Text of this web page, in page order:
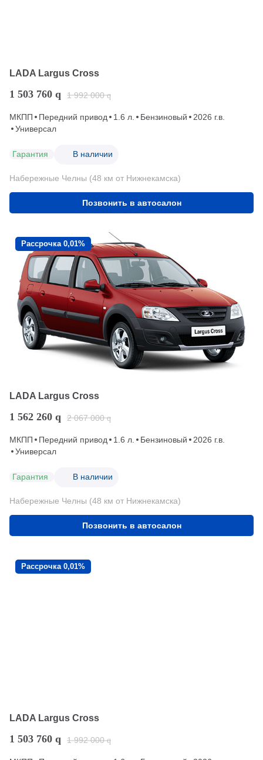
LADA Largus Cross
1 503 760 q 1 992 000 q
МКПП Передний привод 1.6 л. Бензиновый
2026 г.в.
Универсал
Гарантия В наличии
Набережные Челны (48 км от Нижнекамска)
Позвонить в автосалон
Рассрочка 0,01%
LADA Largus Cross
1 562 260 q 2 067 000 q
МКПП Передний привод 1.6 л. Бензиновый
2026 г.в.
Универсал
Гарантия В наличии
Набережные Челны (48 км от Нижнекамска)
Позвонить в автосалон
Рассрочка 0,01%
LADA Largus Cross
1 503 760 q 1 992 000 q